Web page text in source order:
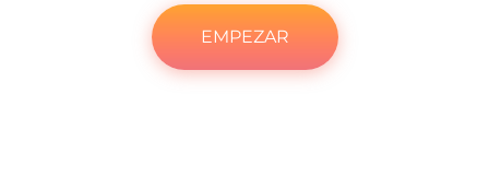
EMPEZAR